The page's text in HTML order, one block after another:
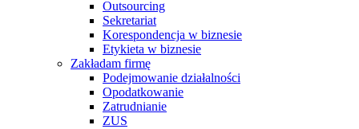
Outsourcing
Sekretariat
Korespondencja w biznesie
Etykieta w biznesie
Zakładam firmę
Podejmowanie działalności
Opodatkowanie
Zatrudnianie
ZUS